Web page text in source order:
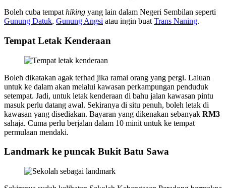
Boleh cuba tempat hiking yang lain dalam Negeri Sembilan seperti
Gunung Datuk, Gunung Angsi atau ingin buat Trans Naning.
Tempat Letak Kenderaan
Boleh dikatakan agak terhad jika ramai orang yang pergi. Laluan
untuk ke dalam akan melalui kawasan perkampungan penduduk
setempat. Jadi, untuk letak kenderaan di bahu jalan kawasan pintu
masuk perlu datang awal. Sekiranya di situ penuh, boleh letak di
kawasan yang disediakan. Bayaran yang dikenakan sebanyak RM3
sahaja. Cuma perlu berjalan dalam 10 minit untuk ke tempat
permulaan mendaki.
Landmark ke puncak Bukit Batu Sawa